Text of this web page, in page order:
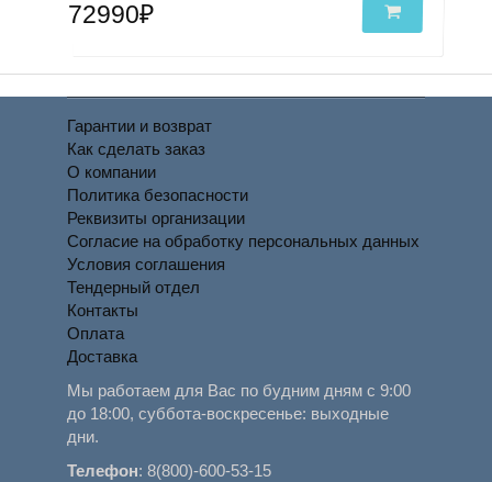
72990₽
Гарантии и возврат
Как сделать заказ
О компании
Политика безопасности
Реквизиты организации
Согласие на обработку персональных данных
Условия соглашения
Тендерный отдел
Контакты
Оплата
Доставка
Мы работаем для Вас по будним дням с 9:00
до 18:00, суббота-воскресенье: выходные
дни.
Телефон:8(800)-600-53-15